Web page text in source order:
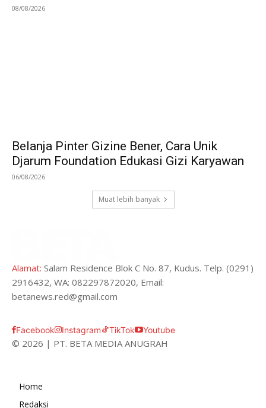
08/08/2026
Belanja Pinter Gizine Bener, Cara Unik
Djarum Foundation Edukasi Gizi Karyawan
06/08/2026
Muat lebih banyak
Alamat: Salam Residence Blok C No. 87, Kudus. Telp. (0291)
2916432, WA: 082297872020, Email:
betanews.red@gmail.com
Facebook Instagram TikTok Youtube
© 2026 | PT. BETA MEDIA ANUGRAH
Home
Redaksi